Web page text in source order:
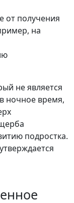
от получения
на
не является
ночное время,
подростка.